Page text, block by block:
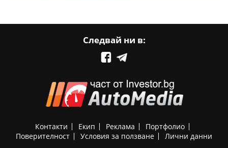
Следвай ни в:
Контакти Екип Реклама
Портфолио
Поверителност
Условия за ползване Лични данни